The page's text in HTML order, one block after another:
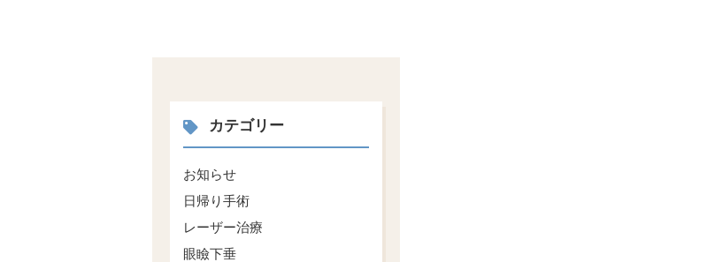
カテゴリー
お知らせ
日帰り手術
レーザー治療
眼瞼下垂